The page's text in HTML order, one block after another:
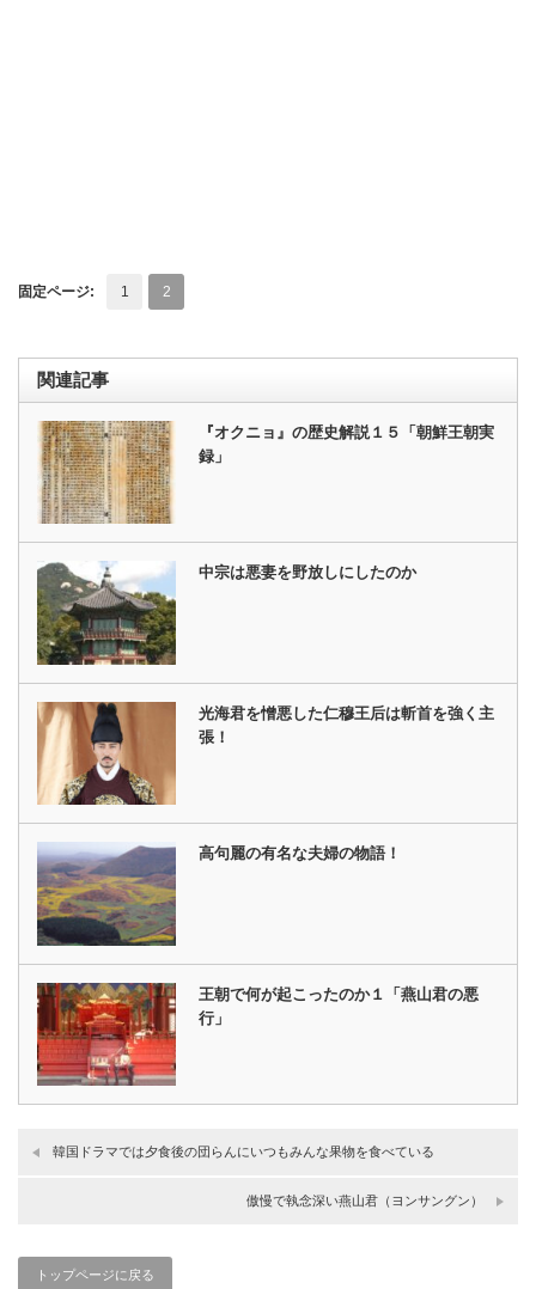
固定ページ: 1 2
関連記事
『オクニョ』の歴史解説１５「朝鮮王朝実
録」
中宗は悪妻を野放しにしたのか
光海君を憎悪した仁穆王后は斬首を強く主
張！
高句麗の有名な夫婦の物語！
王朝で何が起こったのか１「燕山君の悪
行」
韓国ドラマでは夕食後の団らんにいつもみんな果物を食べている
傲慢で執念深い燕山君（ヨンサングン）
トップページに戻る